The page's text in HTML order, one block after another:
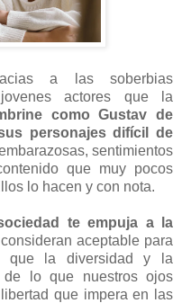
a las soberbias
actores que la
como Gustav de
personajes difícil de
sentimientos
que muy pocos
lo hacen y con nota.
te empuja a la
aceptable para
que la diversidad y la
lo que nuestros ojos
que impera en las